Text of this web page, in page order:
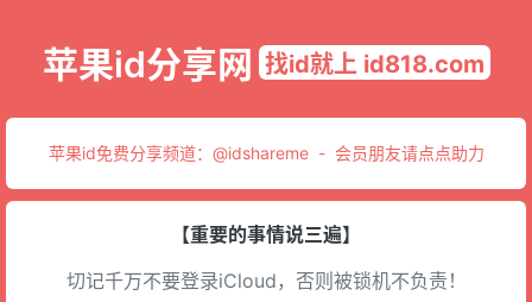
苹果id分享网 找id就上 id818.com
苹果id免费分享频道： @idshareme- 会员朋友请点点助力
【重要的事情说三遍】
切记千万不要登录iCloud，否则被锁机不负责！